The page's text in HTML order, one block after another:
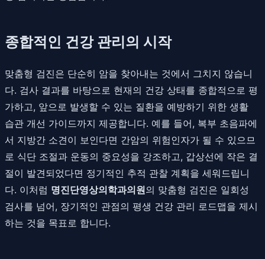
종합적인 건강 관리의 시작
맞춤형 검진은 단순히 암을 찾아내는 것에서 그치지 않습니
다. 검사 결과를 바탕으로 현재의 건강 상태를 종합적으로 평
가하고, 앞으로 발생할 수 있는 질환을 예방하기 위한 생활
습관 개선 가이드까지 제공합니다. 예를 들어, 복부 초음파에
서 지방간 소견이 보인다면 간암의 위험인자가 될 수 있으므
로 식단 조절과 운동의 중요성을 강조하고, 갑상선에 작은 결
절이 발견되었다면 정기적인 추적 관찰 계획을 세워드립니
다. 이처럼 명진단영상의학과의원의 맞춤형 검진은 일회성
검사를 넘어, 장기적인 관점의 평생 건강 관리 로드맵을 제시
하는 것을 목표로 합니다.